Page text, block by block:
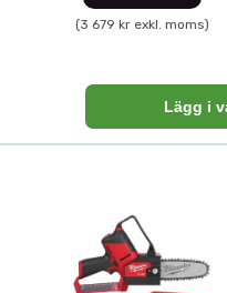
(3 679 kr exkl. moms)
Lägg i